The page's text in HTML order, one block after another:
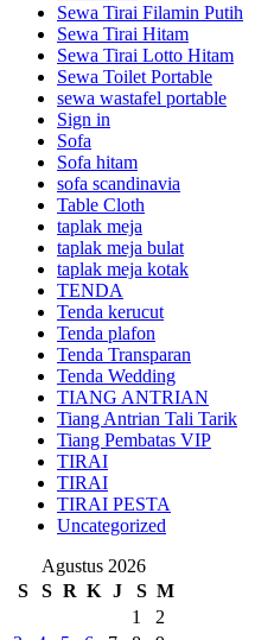
Sewa Tirai Filamin Putih
Sewa Tirai Hitam
Sewa Tirai Lotto Hitam
Sewa Toilet Portable
sewa wastafel portable
Sign in
Sofa
Sofa hitam
sofa scandinavia
Table Cloth
taplak meja
taplak meja bulat
taplak meja kotak
TENDA
Tenda kerucut
Tenda plafon
Tenda Transparan
Tenda Wedding
TIANG ANTRIAN
Tiang Antrian Tali Tarik
Tiang Pembatas VIP
TIRAI
TIRAI
TIRAI PESTA
Uncategorized
Agustus 2026
S
S R K J S M
1
2